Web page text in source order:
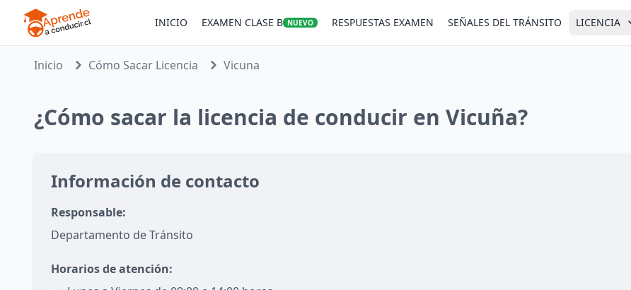
INICIO EXAMEN CLASE B NUEVO RESPUESTAS EXAMEN SEÑALES DEL TRÁNSITO LICENCIA
Inicio Cómo Sacar Licencia Vicuna
¿Cómo sacar la licencia de conducir en Vicuña?
Información de contacto
Responsable:
Departamento de Tránsito
Horarios de atención: